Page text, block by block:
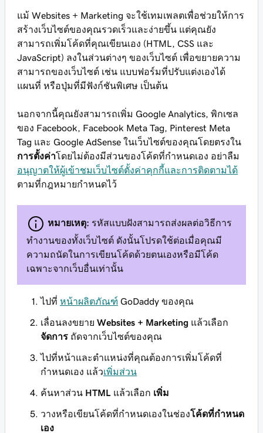
แม้ Websites + Marketing จะใช้เทมเพลตเพื่อช่วยให้การ
สร้างเว็บไซต์ของคุณรวดเร็วและง่ายขึ้น แต่คุณยัง
สามารถเพิ่มโค้ดที่คุณเขียนเอง (HTML, CSS และ
JavaScript) ลงในส่วนต่างๆ ของเว็บไซต์ เพื่อขยายความ
สามารถของเว็บไซต์ เช่น แบบฟอร์มที่ปรับแต่งเองได้
แผนที่ หรือปุ่มที่มีฟังก์ชันพิเศษ เป็นต้น
นอกจากนี้คุณยังสามารถเพิ่ม Google Analytics, พิกเซล
ของ Facebook, Facebook Meta Tag, Pinterest Meta
Tag และ Google AdSense ในเว็บไซต์ของคุณโดยตรงใน
การตั้งค่าโดยไม่ต้องมีส่วนของโค้ดที่กำหนดเอง อย่าลืม
อนุญาตให้ผู้เข้าชมเว็บไซต์ตั้งค่าคุกกี้และการติดตามได้
ตามที่กฎหมายกำหนดไว้
หมายเหตุ: รหัสแบบฝังสามารถส่งผลต่อวิธีการ
ทำงานของทั้งเว็บไซต์ ดังนั้นโปรดใช้ต่อเมื่อคุณมี
ความถนัดในการเขียนโค้ดด้วยตนเองหรือมีโค้ด
เฉพาะจากเว็บอื่นเท่านั้น
ไปที่ หน้าผลิตภัณฑ์ GoDaddy ของคุณ
เลื่อนลงขยาย Websites + Marketing แล้วเลือก
จัดการ ถัดจากเว็บไซต์ของคุณ
ไปที่หน้าและตำแหน่งที่คุณต้องการเพิ่มโค้ดที่
กำหนดเอง แล้วเพิ่มส่วน
ค้นหาส่วน HTML แล้วเลือก เพิ่ม
วางหรือเขียนโค้ดที่กำหนดเองในช่องโค้ดที่กำหนด
เอง